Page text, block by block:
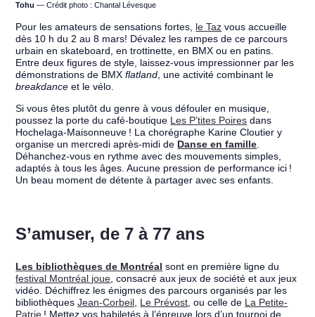
Tohu — Crédit photo : Chantal Lévesque
Pour les amateurs de sensations fortes, le Taz vous accueille
dès 10 h du 2 au 8 mars! Dévalez les rampes de ce parcours
urbain en skateboard, en trottinette, en BMX ou en patins.
Entre deux figures de style, laissez-vous impressionner par les
démonstrations de BMX flatland, une activité combinant le
breakdance et le vélo.
Si vous êtes plutôt du genre à vous défouler en musique,
poussez la porte du café-boutique Les P’tites Poires dans
Hochelaga-Maisonneuve ! La chorégraphe Karine Cloutier y
organise un mercredi après-midi de Danse en famille
Déhanchez-vous en rythme avec des mouvements simples,
adaptés à tous les âges. Aucune pression de performance ici !
Un beau moment de détente à partager avec ses enfants.
S’amuser, de 7 à 77 ans
Les bibliothèques de Montréal sont en première ligne du
festival Montréal joue, consacré aux jeux de société et aux jeux
vidéo. Déchiffrez les énigmes des parcours organisés par les
bibliothèquesJean-Corbeil, Le Prévost, ou celle de La Petite-
Patrie ! Mettez vos habiletés à l’épreuve lors d’un tournoi de